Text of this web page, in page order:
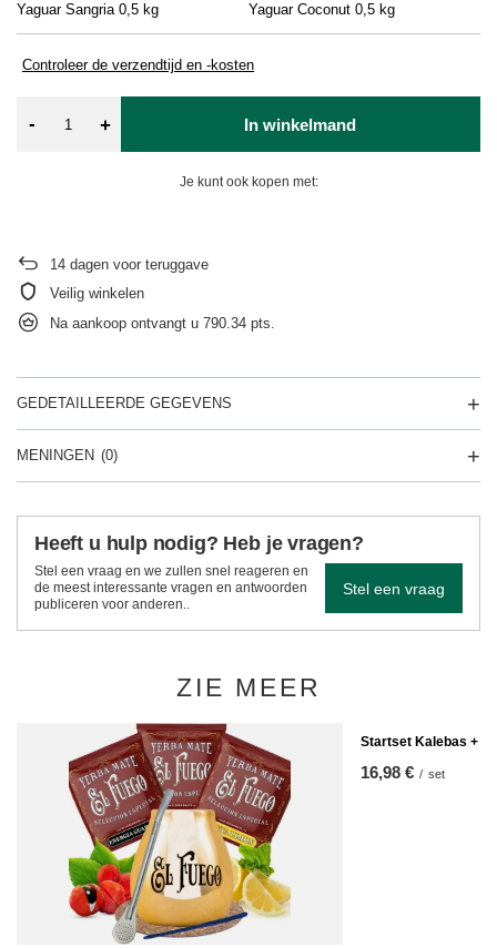
Yaguar Sangria 0,5 kg Yaguar Coconut 0,5 kg
Controleer de verzendtijd en -kosten
- + In winkelmand
Je kunt ook kopen met:
14 dagen voor teruggave
Veilig winkelen
Na aankoop ontvangt u 790.34 pts.
GEDETAILLEERDE GEGEVENS
MENINGEN (0)
Heeft u hulp nodig? Heb je vragen?
Stel een vraag en we zullen snel reageren en
de meest interessante vragen en antwoorden
publiceren voor anderen..
Stel een vraag
ZIE MEER
Startset Kalebas +
16,98 € / set